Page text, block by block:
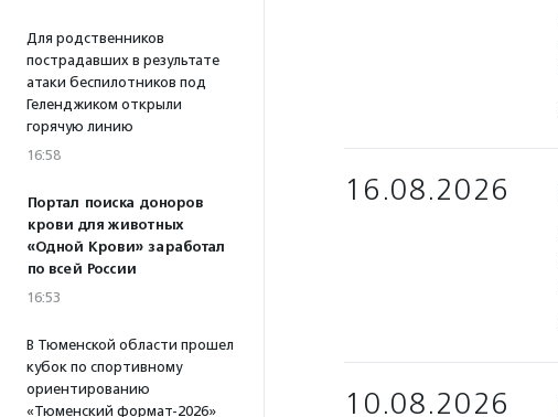
Для родственников
пострадавших в результате
атаки беспилотников под
Геленджиком открыли
горячую линию
16:58
Портал поиска доноров
крови для животных
«Одной Крови» заработал
по всей России
16:53
В Тюменской области прошел
кубок по спортивному
ориентированию
«Тюменский формат-2026»
16.08.2026
10.08.2026